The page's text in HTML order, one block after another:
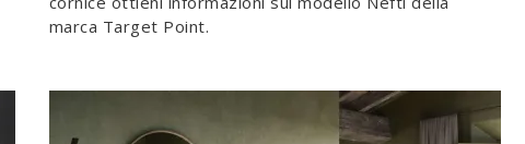
marca Target Point.